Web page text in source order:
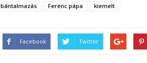
bántalmazás Ferenc pápa kiemelt
Facebook Twitter